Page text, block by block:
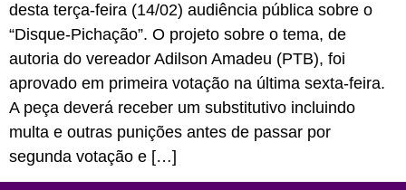
desta terça-feira (14/02) audiência pública sobre o
“Disque-Pichação”. O projeto sobre o tema, de
autoria do vereador Adilson Amadeu (PTB), foi
aprovado em primeira votação na última sexta-feira.
A peça deverá receber um substitutivo incluindo
multa e outras punições antes de passar por
segunda votação e […]